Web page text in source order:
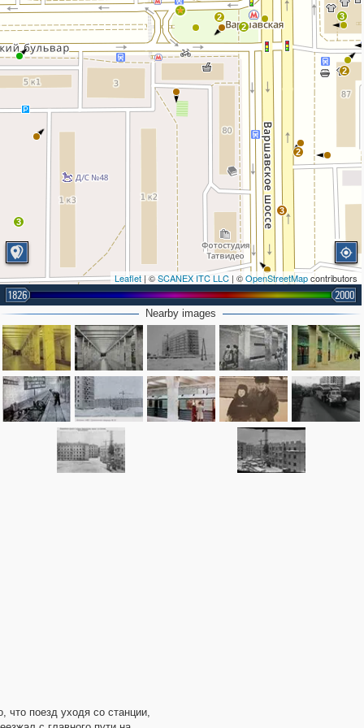
3
2
2
3
3
2
2
Leaflet | ©SCANEX ITC LLC | ©OpenStreetMapcontributors
1826 2000
Nearby images
поезд уходя со станции,